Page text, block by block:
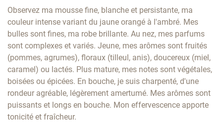
Observez ma mousse fine, blanche et persistante, ma
couleur intense variant du jaune orangé à l'ambré. Mes
bulles sont fines, ma robe brillante. Au nez, mes parfums
sont complexes et variés. Jeune, mes arômes sont fruités
(pommes, agrumes), floraux (tilleul, anis), doucereux (miel,
caramel) ou lactés. Plus mature, mes notes sont végétales,
boisées ou épicées. En bouche, je suis charpenté, d'une
rondeur agréable, légèrement amertumé. Mes arômes sont
puissants et longs en bouche. Mon effervescence apporte
tonicité et fraîcheur.